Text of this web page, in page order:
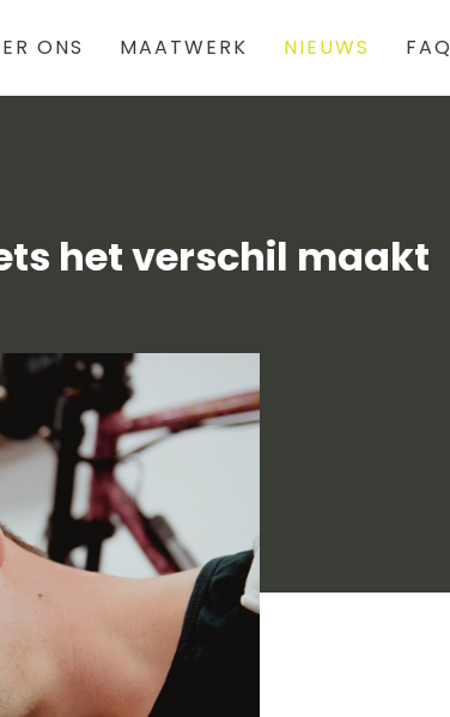
ONS MAATWERK NIEUWS FAQ
het verschil maakt